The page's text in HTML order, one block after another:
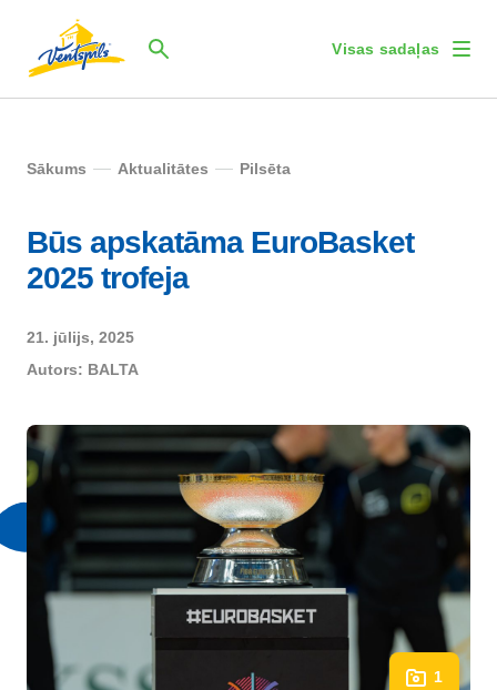
Visas sadaļas
Sākums Aktualitātes Pilsēta
Būs apskatāma EuroBasket
2025 trofeja
21. jūlijs, 2025
Autors: BALTA
1